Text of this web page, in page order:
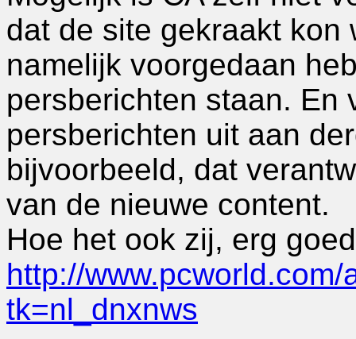
dat de site gekraakt kon
namelijk voorgedaan
persberichten staan. En
persberichten uit aan
bijvoorbeeld, dat
van de nieuwe content.
Hoe het ook zij, erg
http://
tk=nl_dnxnws